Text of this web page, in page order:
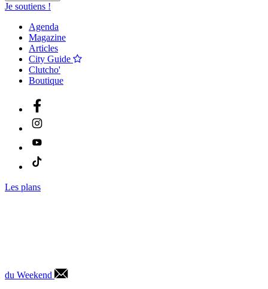
Je soutiens !
Agenda
Magazine
Articles
City Guide
Clutcho'
Boutique
Les plans
du Weekend